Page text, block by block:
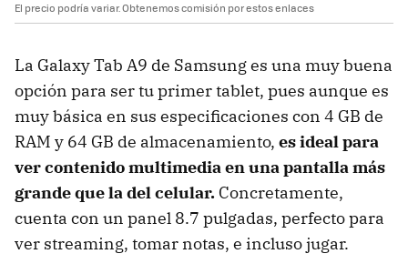
El precio podría variar. Obtenemos comisión por estos enlaces
La Galaxy Tab A9 de Samsung es una muy buena
opción para ser tu primer tablet, pues aunque es
muy básica en sus especificaciones con 4 GB de
RAM y 64 GB de almacenamiento, es ideal para
ver contenido multimedia en una pantalla más
grande que la del celular. Concretamente,
cuenta con un panel 8.7 pulgadas, perfecto para
ver streaming, tomar notas, e incluso jugar.